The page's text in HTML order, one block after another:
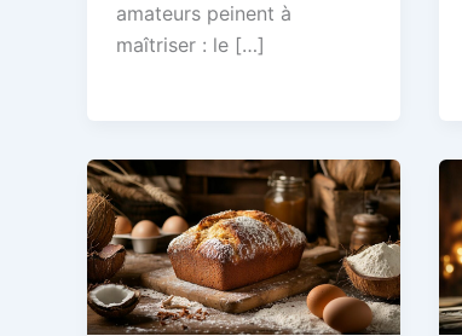
amateurs peinent à
maîtriser : le […]